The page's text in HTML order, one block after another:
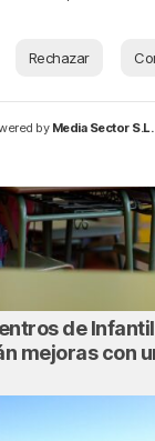
en
al 10 de agosto
de
mejoras con
Rechazar
by Media Sector S.L.